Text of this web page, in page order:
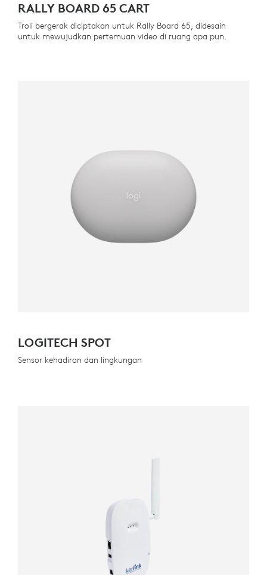
RALLY BOARD 65 CART
Troli bergerak diciptakan untuk Rally Board 65, didesain
untuk mewujudkan pertemuan video di ruang apa pun.
LOGITECH SPOT
Sensor kehadiran dan lingkungan